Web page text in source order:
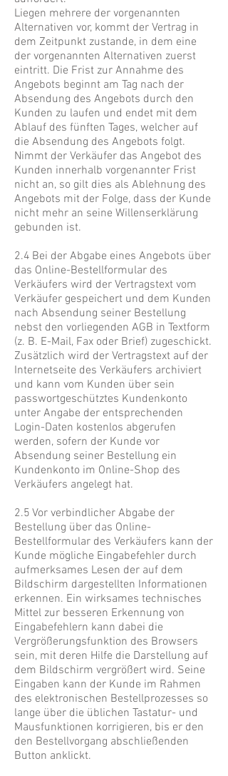
Liegen mehrere der vorgenannten
Alternativen vor, kommt der Vertrag in
dem Zeitpunkt zustande, in dem eine
der vorgenannten Alternativen zuerst
eintritt. Die Frist zur Annahme des
Angebots beginnt am Tag nach der
Absendung des Angebots durch den
Kunden zu laufen und endet mit dem
Ablauf des fünften Tages, welcher auf
die Absendung des Angebots folgt.
Nimmt der Verkäufer das Angebot des
Kunden innerhalb vorgenannter Frist
nicht an, so gilt dies als Ablehnung des
Angebots mit der Folge, dass der Kunde
nicht mehr an seine Willenserklärung
gebunden ist.
2.4 Bei der Abgabe eines Angebots über
das Online-Bestellformular des
Verkäufers wird der Vertragstext vom
Verkäufer gespeichert und dem Kunden
nach Absendung seiner Bestellung
nebst den vorliegenden AGB in Textform
(z. B. E-Mail, Fax oder Brief) zugeschickt.
Zusätzlich wird der Vertragstext auf der
Internetseite des Verkäufers archiviert
und kann vom Kunden über sein
passwortgeschütztes Kundenkonto
unter Angabe der entsprechenden
Login-Daten kostenlos abgerufen
werden, sofern der Kunde vor
Absendung seiner Bestellung ein
Kundenkonto im Online-Shop des
Verkäufers angelegt hat.
2.5 Vor verbindlicher Abgabe der
Bestellung über das Online-
Bestellformular des Verkäufers kann der
Kunde mögliche Eingabefehler durch
aufmerksames Lesen der auf dem
Bildschirm dargestellten Informationen
erkennen. Ein wirksames technisches
Mittel zur besseren Erkennung von
Eingabefehlern kann dabei die
Vergrößerungsfunktion des Browsers
sein, mit deren Hilfe die Darstellung auf
dem Bildschirm vergrößert wird. Seine
Eingaben kann der Kunde im Rahmen
des elektronischen Bestellprozesses so
lange über die üblichen Tastatur- und
Mausfunktionen korrigieren, bis er den
den Bestellvorgang abschließenden
Button anklickt.